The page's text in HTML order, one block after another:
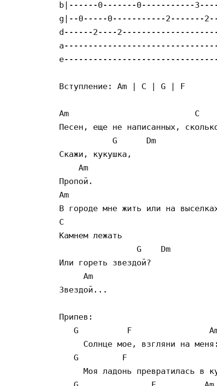
b|------0-------0-----------
g|--0-----0-----------2-------
d------2----
Вступление: Am | C | G | F
Am                          C
Песен, еще не написанных,
           G      Dm
Скажи, кукушка,
    Am
Пропой.
Am
В городе мне жить или на
C
Камнем лежать
                G    Dm
Или гореть звездой?
     Am
Звездой...
Припев:
G          F
     Солнце мое, взгляни на меня:
G         F
Моя ладонь превратилась в